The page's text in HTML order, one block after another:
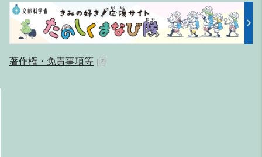
著作権・免責事項等